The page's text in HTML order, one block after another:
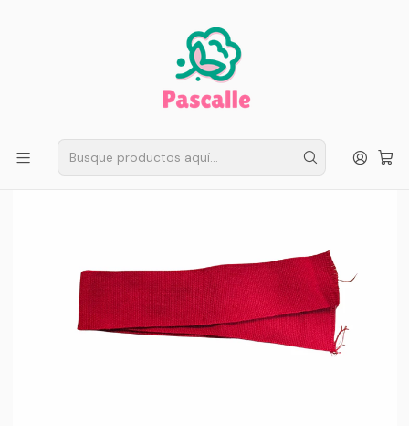
Compras sobre $50.000
Fiestas Patrias
Accesorios
Faja Roja para Bailes 6 cm de ancho